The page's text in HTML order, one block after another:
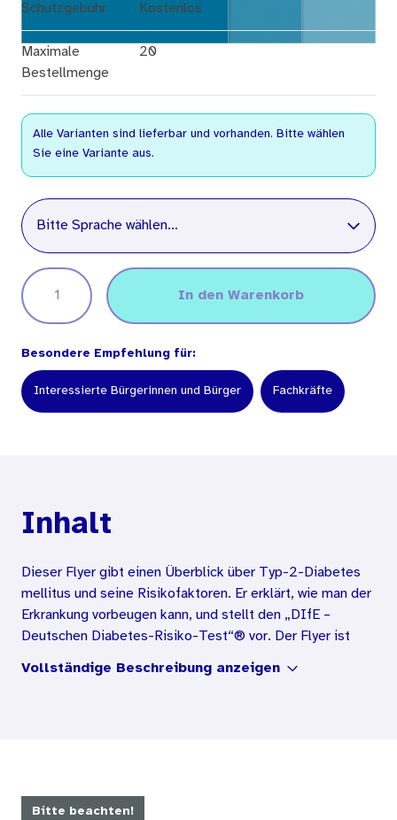
Schutzgebühr Kostenlos
Maximale
Bestellmenge
20
Alle Varianten sind lieferbar und vorhanden. Bitte wählen
Sie eine Variante aus.
Sprache
Bitte Sprache wählen...
In den Warenkorb
Besondere Empfehlung für:
Interessierte Bürgerinnen und Bürger Fachkräfte
Inhalt
Dieser Flyer gibt einen Überblick über Typ-2-Diabetes
mellitus und seine Risikofaktoren. Er erklärt, wie man der
Erkrankung vorbeugen kann, und stellt den „DIfE –
Deutschen Diabetes-Risiko-Test“® vor. Der Flyer ist
auch in Leichter Sprache sowie auf Englisch und Türkisch
Vollständige Beschreibung anzeigen
Bitte beachten!